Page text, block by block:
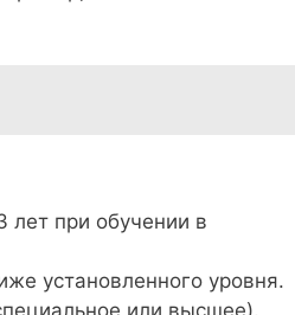
лет при обучении в
установленного уровня.